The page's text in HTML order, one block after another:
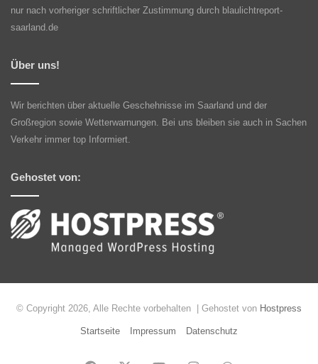
nur nach vorheriger schriftlicher Zustimmung durch blaulichtreport-
saarland.de
Über uns!
Wir berichten über aktuelle Geschehnisse im Saarland und der
Großregion sowie Wetterwarnungen. Bei uns bleiben sie auch in Sachen
Verkehr immer top Informiert.
Gehostet von:
© Copyright 2026, Alle Rechte vorbehalten | Gehostet von Hostpress
Startseite Impressum Datenschutz